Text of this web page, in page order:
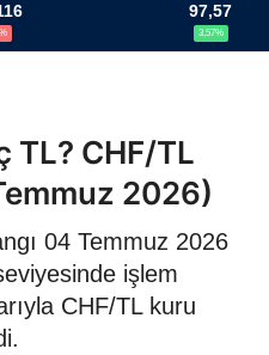
97,57
3,57%
TL? CHF/TL
2026)
04 Temmuz 2026
işlem
CHF/TL kuru